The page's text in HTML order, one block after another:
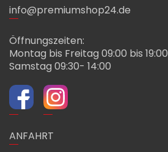
info@premiumshop24.de
Öffnungszeiten:
Montag bis Freitag 09:00 bis 19:00
Samstag 09:30- 14:00
ANFAHRT